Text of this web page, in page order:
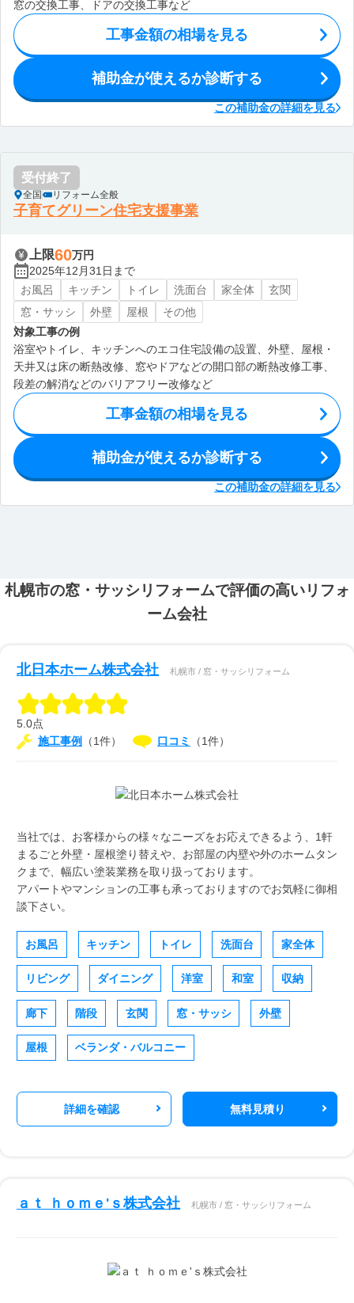
窓の交換工事、ドアの交換工事など
工事金額の相場を見る
補助金が使えるか診断する
この補助金の詳細を見る
受付終了
全国 リフォーム全般
子育てグリーン住宅支援事業
上限60万円
2025年12月31日まで
お風呂
キッチン トイレ 洗面台 家全体
玄関
窓・サッシ
外壁 屋根
その他
対象工事の例
浴室やトイレ、キッチンへのエコ住宅設備の設置、外壁、屋根・
天井又は床の断熱改修、窓やドアなどの開口部の断熱改修工事、
段差の解消などのバリアフリー改修など
工事金額の相場を見る
補助金が使えるか診断する
この補助金の詳細を見る
札幌市の窓・サッシリフォームで評価の高いリフォ
ーム会社
北日本ホーム株式会社 札幌市 / 窓・サッシリフォーム
5.0点
施工事例
（1件） 口コミ （1件）
当社では、お客様からの様々なニーズをお応えできるよう、1軒
まるごと外壁・屋根塗り替えや、お部屋の内壁や外のホームタン
クまで、幅広い塗装業務を取り扱っております。
アパートやマンションの工事も承っておりますのでお気軽に御相
談下さい。
お風呂 キッチン トイレ 洗面台 家全体
リビング ダイニング 洋室 和室 収納
廊下 階段 玄関 窓・サッシ 外壁
屋根 ベランダ・バルコニー
詳細を確認 無料見積り
ａｔ ｈｏｍｅ'ｓ株式会社 札幌市 / 窓・サッシリフォーム